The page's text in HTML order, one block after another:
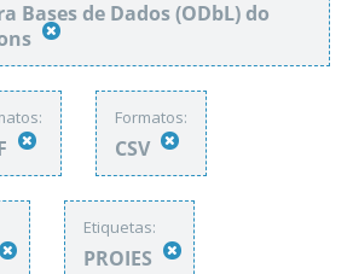
Bases de Dados (ODbL) do
Formatos:
CSV
Etiquetas:
PROIES